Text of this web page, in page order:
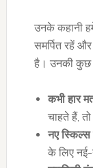
उनके कहानी
समर्पित रहें
है। उनकी कुछ
कभी हार
चाहते हैं,
नए स्किल्स
के लिए